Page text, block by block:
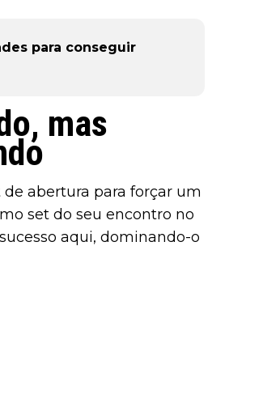
para conseguir
mas
abertura para forçar um
set do seu encontro no
aqui, dominando-o